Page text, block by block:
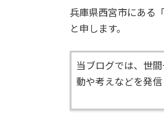
兵庫県西宮市にある
と申します。
当ブログでは、世
動や考えなどを発信